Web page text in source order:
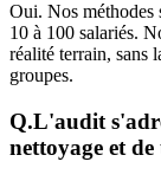
Oui. Nos méthodes
10 à 100 salariés.
réalité terrain, sans
groupes.
Q.L'audit
nettoyage et